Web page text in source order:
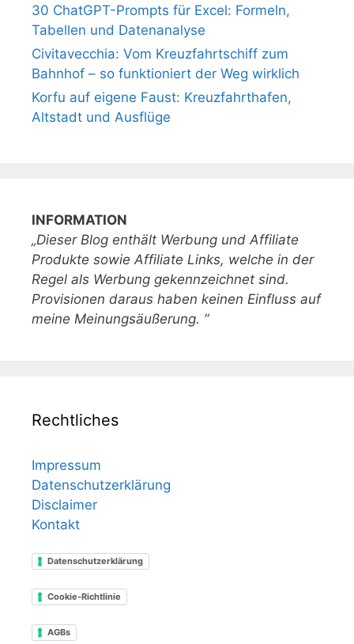
30 ChatGPT-Prompts für Excel: Formeln,
Tabellen und Datenanalyse
Civitavecchia: Vom Kreuzfahrtschiff zum
Bahnhof – so funktioniert der Weg wirklich
Korfu auf eigene Faust: Kreuzfahrthafen,
Altstadt und Ausflüge
INFORMATION
„Dieser Blog enthält Werbung und Affiliate
Produkte sowie Affiliate Links, welche in der
Regel als Werbung gekennzeichnet sind.
Provisionen daraus haben keinen Einfluss auf
meine Meinungsäußerung. “
Rechtliches
Impressum
Datenschutzerklärung
Disclaimer
Kontakt
Datenschutzerklärung
Cookie-Richtlinie
AGBs